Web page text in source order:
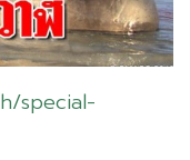
special-